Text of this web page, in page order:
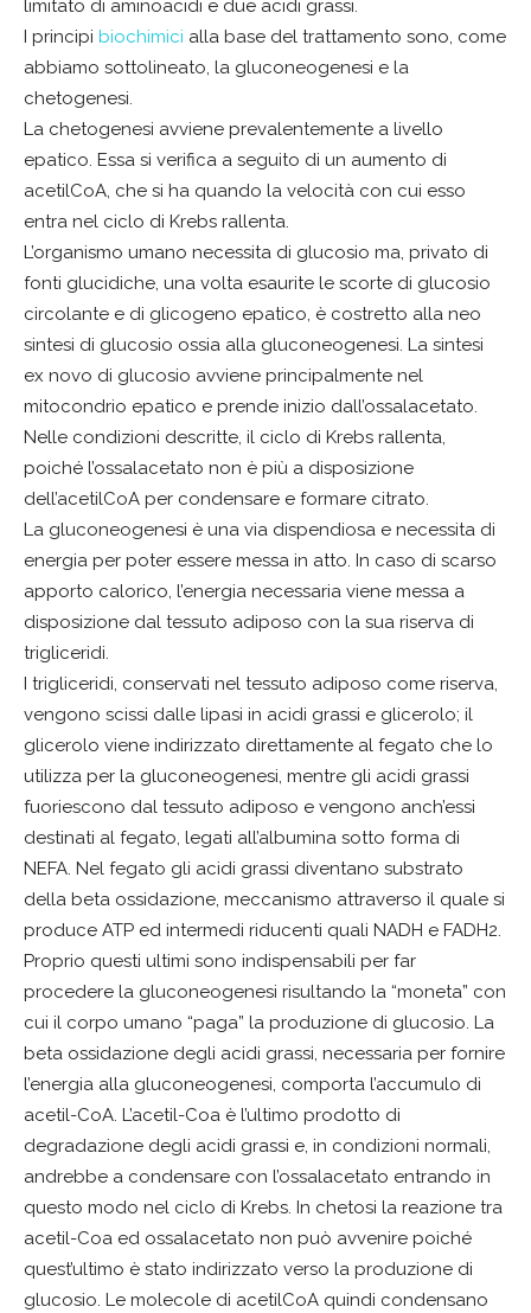
limitato di aminoacidi e due acidi grassi.
I principi biochimici alla base del trattamento sono, come
abbiamo sottolineato, la gluconeogenesi e la
chetogenesi.
La chetogenesi avviene prevalentemente a livello
epatico. Essa si verifica a seguito di un aumento di
acetilCoA, che si ha quando la velocità con cui esso
entra nel ciclo di Krebs rallenta.
L’organismo umano necessita di glucosio ma, privato di
fonti glucidiche, una volta esaurite le scorte di glucosio
circolante e di glicogeno epatico, è costretto alla neo
sintesi di glucosio ossia alla gluconeogenesi. La sintesi
ex novo di glucosio avviene principalmente nel
mitocondrio epatico e prende inizio dall’ossalacetato.
Nelle condizioni descritte, il ciclo di Krebs rallenta,
poiché l’ossalacetato non è più a disposizione
dell’acetilCoA per condensare e formare citrato.
La gluconeogenesi è una via dispendiosa e necessita di
energia per poter essere messa in atto. In caso di scarso
apporto calorico, l’energia necessaria viene messa a
disposizione dal tessuto adiposo con la sua riserva di
trigliceridi.
I trigliceridi, conservati nel tessuto adiposo come riserva,
vengono scissi dalle lipasi in acidi grassi e glicerolo; il
glicerolo viene indirizzato direttamente al fegato che lo
utilizza per la gluconeogenesi, mentre gli acidi grassi
fuoriescono dal tessuto adiposo e vengono anch’essi
destinati al fegato, legati all’albumina sotto forma di
NEFA. Nel fegato gli acidi grassi diventano substrato
della beta ossidazione, meccanismo attraverso il quale si
produce ATP ed intermedi riducenti quali NADH e FADH2.
Proprio questi ultimi sono indispensabili per far
procedere la gluconeogenesi risultando la “moneta” con
cui il corpo umano “paga” la produzione di glucosio. La
beta ossidazione degli acidi grassi, necessaria per fornire
l’energia alla gluconeogenesi, comporta l’accumulo di
acetil-CoA. L’acetil-Coa è l’ultimo prodotto di
degradazione degli acidi grassi e, in condizioni normali,
andrebbe a condensare con l’ossalacetato entrando in
questo modo nel ciclo di Krebs. In chetosi la reazione tra
acetil-Coa ed ossalacetato non può avvenire poiché
quest’ultimo è stato indirizzato verso la produzione di
glucosio. Le molecole di acetilCoA quindi condensano